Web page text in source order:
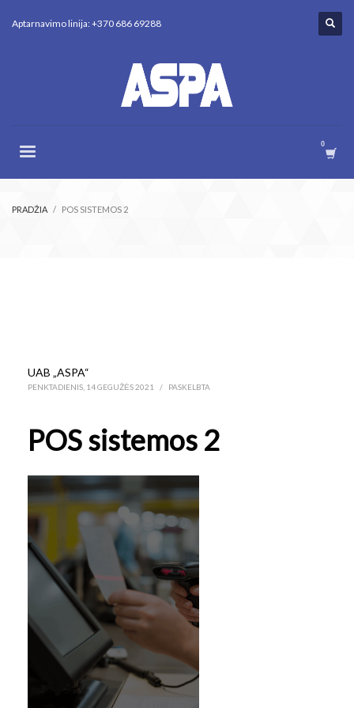
Aptarnavimo linija: +370 686 69288
PRADŽIA POS SISTEMOS 2
UAB „ASPA“
PENKTADIENIS, 14 GEGUŽĖS 2021 / PASKELBTA
POS sistemos 2